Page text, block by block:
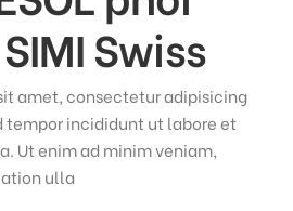
Swiss
amet, consectetur adipisicing
tempor incididunt ut labore et
Ut enim ad minim veniam,
ulla